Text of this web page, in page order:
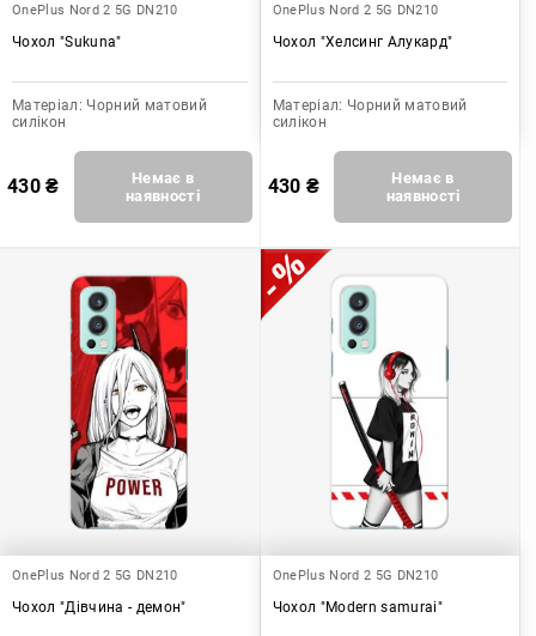
OnePlus Nord 2 5G DN210
Чохол "Sukuna"
Матеріал: Чорний матовий
силікон
430₴
Немає в
наявності
OnePlus Nord 2 5G DN210
Чохол "Хелсинг Алукард"
Матеріал: Чорний матовий
силікон
430 ₴
Немає в
наявності
OnePlus Nord 2 5G DN210
Чохол "Дівчина - демон"
OnePlus Nord 2 5G DN210
Чохол "Modern samurai"